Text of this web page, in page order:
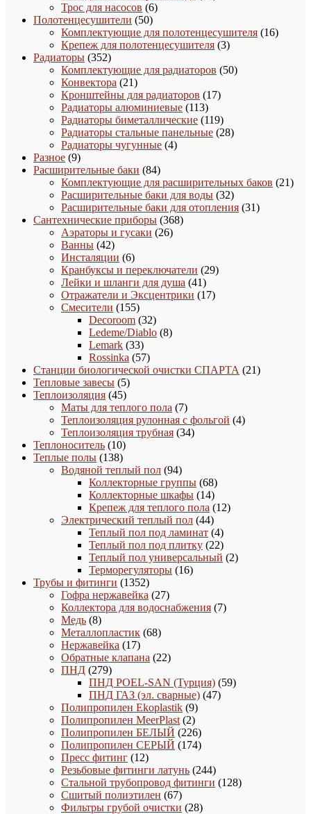
Трос для насосов 66
Полотенцесушители 5050
товаров
Комплектующие для полотенцесушителя 1616
Крепеж для полотенцесушителя 33
Радиаторы 352352
товара
Комплектующие для радиаторов 5050
Конвектора 2121
товар
Кронштейны для радиаторов 1717
Радиаторы алюминиевые 113113
товаров
Радиаторы биметаллические 119119
товаров
Радиаторы стальные панельные 2828
Радиаторы чугунные 44
Разное 99
товаров
Расширительные баки 8484
товара
Комплектующие для расширительных баков 2121
Расширительные баки для воды 3232
товара
Расширительные баки для отопления 3131
Сантехнические приборы 368368
Аэраторы и гусаки 2626
Ванны 4242
товара
Инсталяции 66
товаров
Кранбуксы и переключатели 2929
Лейки и шланги для душа 4141
товар
Отражатели и Эксцентрики 1717
Смесители 155155
товаров
Decoroom 3232
товара
Ledeme/Diablo 88
Lemark 3333
товара
Rossinka 5757
товаров
Станции биологической очистки СПАРТА 2121
Тепловые завесы 55
товаров
Теплоизоляция 4545
товаров
Маты для теплого пола 77
товаров
Теплоизоляция рулонная с фольгой 44
Теплоизоляция трубная 3434
Теплоноситель 1010
товаров
Теплые полы 138138
товаров
Водяной теплый пол 9494
товара
Коллекторные группы 6868
товаров
Коллекторные шкафы 1414
товаров
Крепеж для теплого пола 1212
Электрический теплый пол 4444
товара
Теплый пол под ламинат 44
товара
Теплый пол под плитку 2222
товара
Теплый пол универсальный 22
Терморегуляторы 1616
Трубы и фитинги 13521352
товара
Гофра нержавейка 2727
товаров
Коллектора для водоснабжения 77
Медь 88
товаров
Металлопластик 6868
Нержавейка 1717
товаров
Обратные клапана 2222
ПНД 279279
товаров
ПНД POEL-SAN (Турция) 5959
ПНД ГАЗ (эл. сварные) 4747
Полипропилен Ekoplastik 99
товаров
Полипропилен MeerPlast 22
товара
Полипропилен БЕЛЫЙ 226226
товаров
Полипропилен СЕРЫЙ 174174
Пресс фитинг 1212
товаров
Резьбовые фитинги латунь 244244
товара
Стальной трубопровод фитинги 128128
Сшитый полиэтилен 6767
товаров
Фильтры грубой очистки 2828